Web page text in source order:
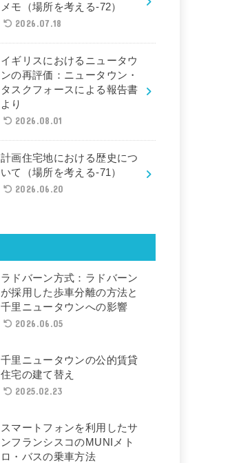
メモ（場所を考える-72）
2026.07.18
イギリスにおけるニュータウ
ンの再評価：ニュータウン・
タスクフォースによる報告書
より
2026.08.01
計画住宅地における歴史につ
いて（場所を考える-71）
2026.06.20
ラドバーン方式：ラドバーン
が採用した歩車分離の方法と
千里ニュータウンへの影響
2026.06.05
千里ニュータウンの公的賃貸
住宅の建て替え
2025.02.23
スマートフォンを利用したサ
ンフランシスコのMUNIメト
ロ・バスの乗車方法